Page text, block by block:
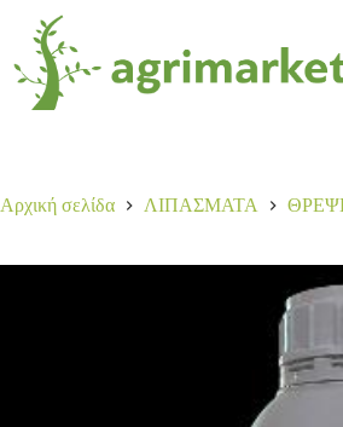
FRUCTON 1LT
25,00
21 σε απόθεμα
Αρχική σελίδα ΛΙΠΑΣΜΑΤΑ